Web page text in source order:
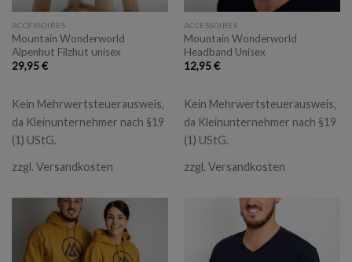
ACCESSOIRES
Mountain Wonderworld
Alpenhut Filzhut unisex
29,95€
Kein Mehrwertsteuerausweis,
da Kleinunternehmer nach §19
(1) UStG.
zzgl. Versandkosten
ACCESSOIRES
Mountain Wonderworld
Headband Unisex
12,95€
Kein Mehrwertsteuerausweis,
da Kleinunternehmer nach §19
(1) UStG.
zzgl. Versandkosten